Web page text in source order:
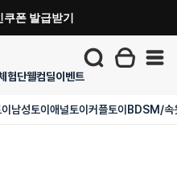
폰 발급받기
험단웰컴딜이벤트
남성토이 애널토이 커플토이 BDSM/속